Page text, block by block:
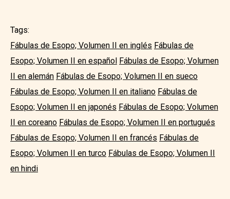
Tags:
Fábulas de Esopo; Volumen II en inglés Fábulas de
Esopo; Volumen II en español Fábulas de Esopo; Volumen
II en alemán Fábulas de Esopo; Volumen II en sueco
Fábulas de Esopo; Volumen II en italiano Fábulas de
Esopo; Volumen II en japonés Fábulas de Esopo; Volumen
II en coreano Fábulas de Esopo; Volumen II en portugués
Fábulas de Esopo; Volumen II en francés Fábulas de
Esopo; Volumen II en turco Fábulas de Esopo; Volumen II
en hindi